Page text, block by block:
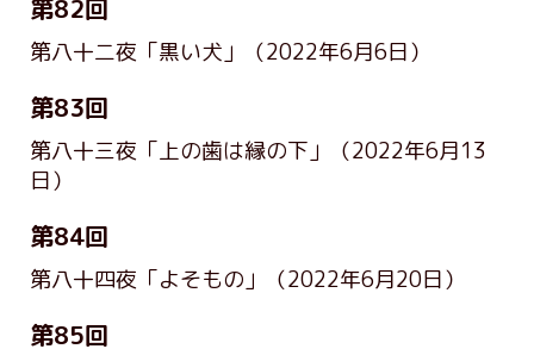
第82回
第八十二夜「黒い犬」 （2022年6月6日）
第83回
第八十三夜「上の歯は縁の下」
（2022年6月13
日）
第84回
第八十四夜「よそもの」 （2022年6月20日）
第85回